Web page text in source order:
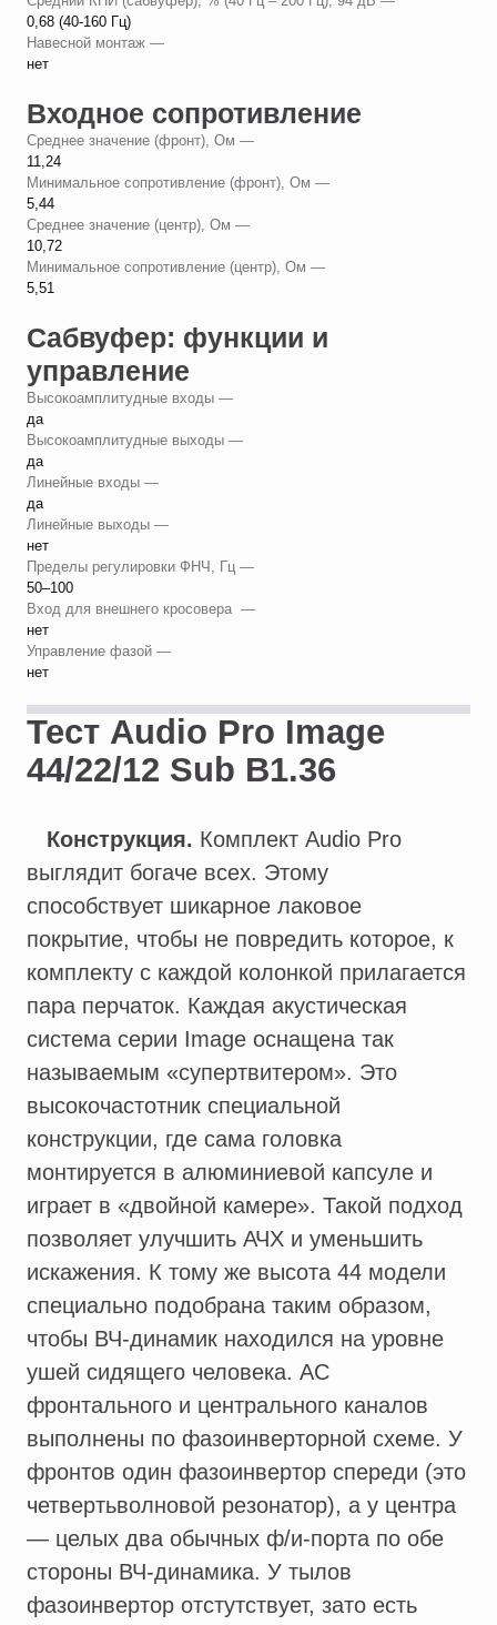
0,68 (40-160 Гц)
Навесной монтаж —
нет
Входное сопротивление
Среднее значение (фронт), Ом —
11,24
Минимальное сопротивление (фронт), Ом —
5,44
Среднее значение (центр), Ом —
10,72
Минимальное сопротивление (центр), Ом —
5,51
Сабвуфер: функции и
управление
Высокоамплитудные входы —
да
Высокоамплитудные выходы —
да
Линейные входы —
да
Линейные выходы —
нет
Пределы регулировки ФНЧ, Гц —
50–100
Вход для внешнего кросовера —
нет
Управление фазой —
нет
Тест Audio Pro Image
44/22/12 Sub B1.36
Конструкция. Комплект Audio Pro
выглядит богаче всех. Этому
способствует шикарное лаковое
покрытие, чтобы не повредить которое, к
комплекту с каждой колонкой прилагается
пара перчаток. Каждая акустическая
система серии Image оснащена так
называемым «супертвитером». Это
высокочастотник специальной
конструкции, где сама головка
монтируется в алюминиевой капсуле и
играет в «двойной камере». Такой подход
позволяет улучшить АЧХ и уменьшить
искажения. К тому же высота 44 модели
специально подобрана таким образом,
чтобы ВЧ-динамик находился на уровне
ушей сидящего человека. АС
фронтального и центрального каналов
выполнены по фазоинверторной схеме. У
фронтов один фазоинвертор спереди (это
четвертьволновой резонатор), а у центра
— целых два обычных ф/и-порта по обе
стороны ВЧ-динамика. У тылов
фазоинвертор отстутствует, зато есть